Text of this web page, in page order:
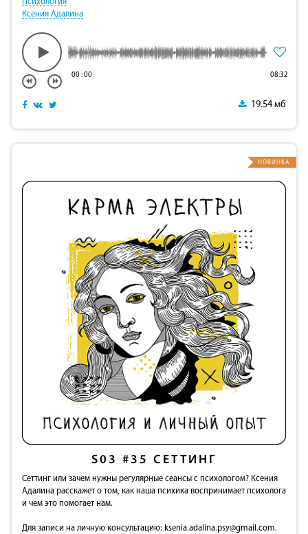
Психология
Ксения Адалина
00:00 08:32
19.54 мб
S03 #35 СЕТТИНГ
Сеттинг или зачем нужны регулярные сеансы с психологом? Ксения
Адалина расскажет о том, как наша психика воспринимает психолога
и чем это помогает нам.
Для записи на личную консультацию: ksenia.adalina.psy@gmail.com.
НОВИНКА